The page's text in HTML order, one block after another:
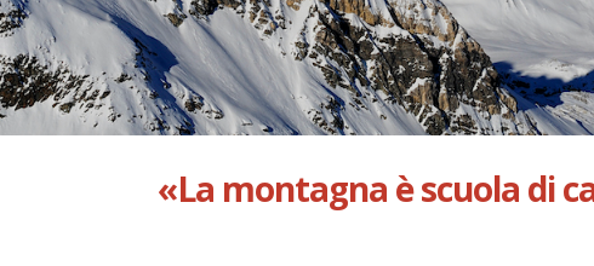
«La montagna è scuola di